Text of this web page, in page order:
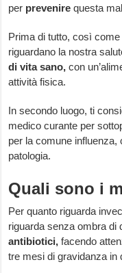
per prevenire questa
Prima di tutto, così
riguardano la nostra
di vita sano, con
attività fisica.
In secondo luogo, ti
medico curante per
per la comune
patologia.
Quali sono i
Per quanto riguarda
riguarda senza ombra di
antibiotici, facendo
tre mesi di gravidanza in